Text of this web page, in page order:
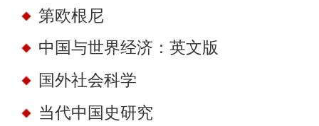
第欧根尼
中国与世界经济：英文版
国外社会科学
当代中国史研究